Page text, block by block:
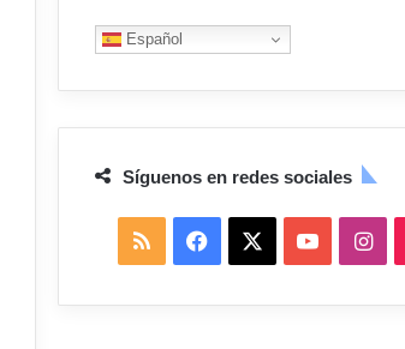
Español
Síguenos en redes sociales
I